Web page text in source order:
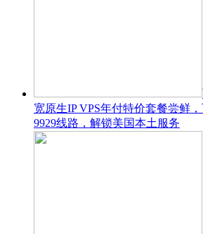
宽原生IP VPS年付特价套餐尝鲜
9929线路，解锁美国本土服务